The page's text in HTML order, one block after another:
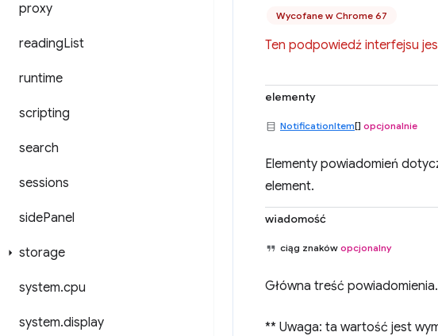
proxy
readingList
runtime
scripting
search
sessions
sidePanel
storage
system.cpu
system.display
Wycofane w Chrome 67
Ten podpowiedź interfejsu
elementy
NotificationItem[] opcjonalnie
Elementy powiadomień
element.
wiadomość
ciąg znaków opcjonalny
Główna treść powiadomienia.
** Uwaga: ta wartość jest